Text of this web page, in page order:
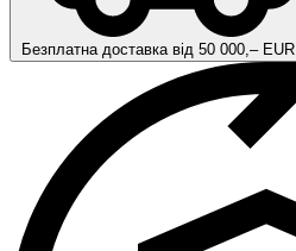
Безплатна доставка від 50 000,– EUR